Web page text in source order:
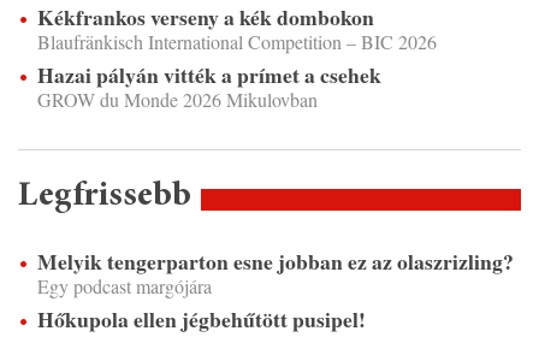
Kékfrankos verseny a kék dombokon
Blaufränkisch International Competition – BIC 2026
Hazai pályán vitték a prímet a csehek
GROW du Monde 2026 Mikulovban
Legfrissebb
Melyik tengerparton esne jobban ez az olaszrizling?
Egy podcast margójára
Hőkupola ellen jégbehűtött pusipel!